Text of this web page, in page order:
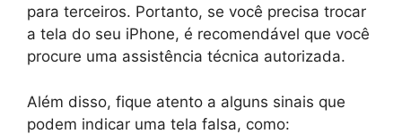
para terceiros. Portanto, se você precisa trocar
a tela do seu iPhone, é recomendável que você
procure uma assistência técnica autorizada.
Além disso, fique atento a alguns sinais que
podem indicar uma tela falsa, como: